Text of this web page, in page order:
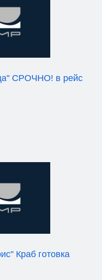
СРОЧНО! в рейс
Краб готовка